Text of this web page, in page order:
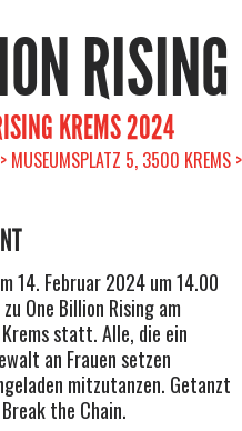
KREMS 2024
> MUSEUMSPLATZ 5, 3500
14. Februar 2024 um 14.00
One Billion Rising am
statt. Alle, die ein
an Frauen setzen
mitzutanzen. Getanzt
the Chain.